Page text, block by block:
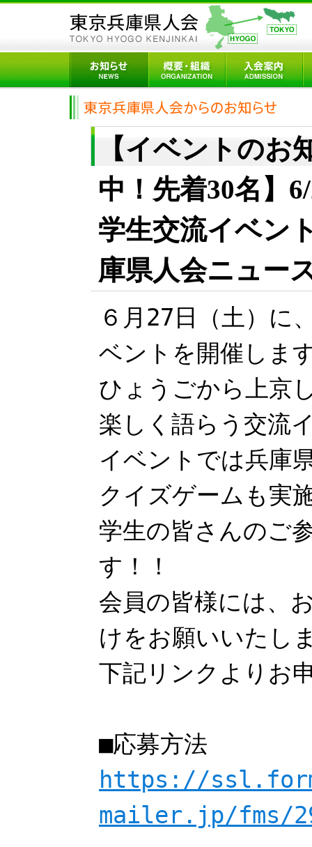
【イベントのお
中！先着30名】
学生交流イベン
庫県人会ニュー
６月27日（土）に
ベントを開催しま
ひょうごから上京
楽しく語らう交流
イベントでは兵庫
クイズゲームも実
学生の皆さんのご
す！！
会員の皆様には、
けをお願いいたし
下記リンクよりお
■応募方法
https://
mailer.jp/fms/